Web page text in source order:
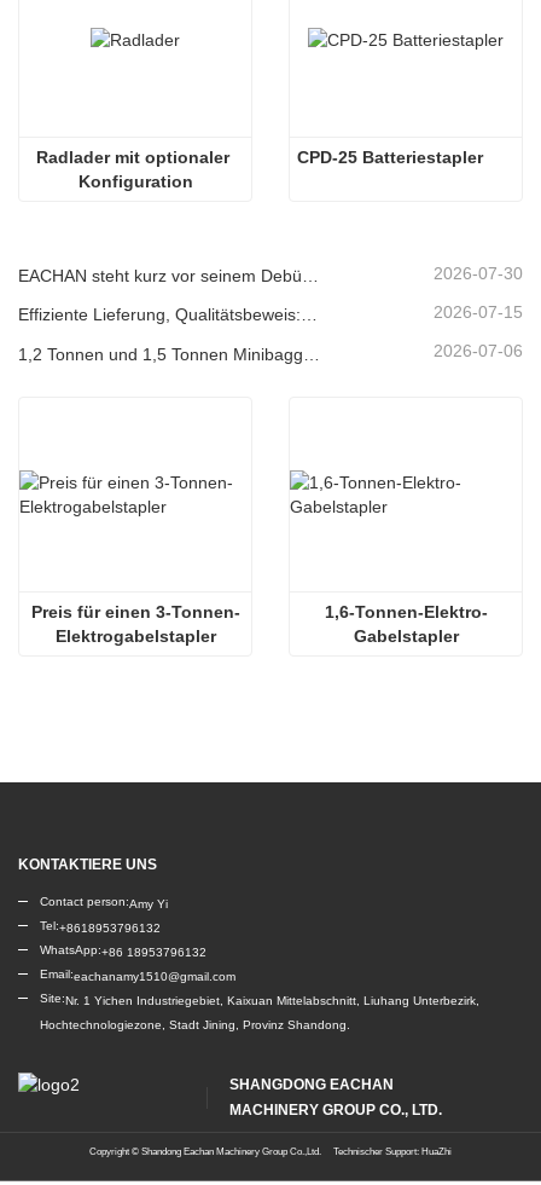
Radlader mit optionaler
Konfiguration
CPD-25 Batteriestapler
2026-07-30
Effiziente Lieferung, Qualitätsbeweis: 14 1,8-Tonnen-Minibagger wurden erfolgreich versandt! 2026-07-15
2026-07-06
Preis für einen 3-Tonnen-
Elektrogabelstapler
1,6-Tonnen-Elektro-
Gabelstapler
KONTAKTIERE UNS
Contact person:Amy Yi
Tel:+8618953796132
WhatsApp:+86 18953796132
Email:eachanamy1510@gmail.com
Site:Nr. 1 Yichen Industriegebiet, Kaixuan Mittelabschnitt, Liuhang Unterbezirk,
Hochtechnologiezone, Stadt Jining, Provinz Shandong.
SHANGDONG EACHAN
MACHINERY GROUP CO., LTD.
Copyright ©Shandong Eachan Machinery Group Co.,Ltd. Technischer Support: HuaZhi